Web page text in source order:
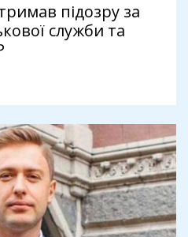
підозру за
служби та